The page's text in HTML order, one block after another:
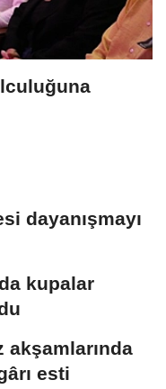
dayanışmayı
kupalar
akşamlarında
esti